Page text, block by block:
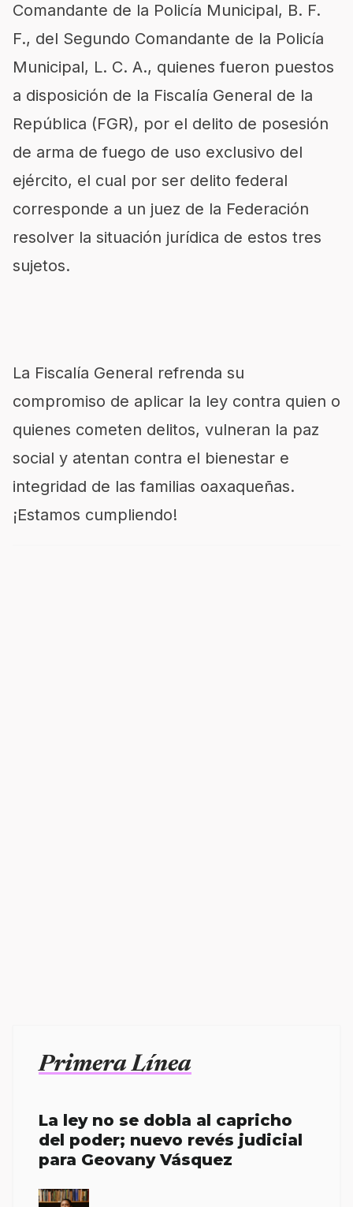
Comandante de la Policía Municipal, B. F.
F., del Segundo Comandante de la Policía
Municipal, L. C. A., quienes fueron puestos
a disposición de la Fiscalía General de la
República (FGR), por el delito de posesión
de arma de fuego de uso exclusivo del
ejército, el cual por ser delito federal
corresponde a un juez de la Federación
resolver la situación jurídica de estos tres
sujetos.
La Fiscalía General refrenda su
compromiso de aplicar la ley contra quien o
quienes cometen delitos, vulneran la paz
social y atentan contra el bienestar e
integridad de las familias oaxaqueñas.
¡Estamos cumpliendo!
Primera Línea
La ley no se dobla al capricho
del poder; nuevo revés judicial
para Geovany Vásquez